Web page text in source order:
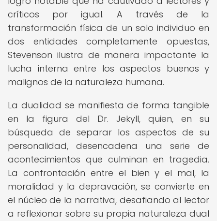
críticos por igual. A través de la
transformación física de un solo individuo en
dos entidades completamente opuestas,
Stevenson ilustra de manera impactante la
lucha interna entre los aspectos buenos y
malignos de la naturaleza humana.
La dualidad se manifiesta de forma tangible
en la figura del Dr. Jekyll, quien, en su
búsqueda de separar los aspectos de su
personalidad, desencadena una serie de
acontecimientos que culminan en tragedia.
La confrontación entre el bien y el mal, la
moralidad y la depravación, se convierte en
el núcleo de la narrativa, desafiando al lector
a reflexionar sobre su propia naturaleza dual